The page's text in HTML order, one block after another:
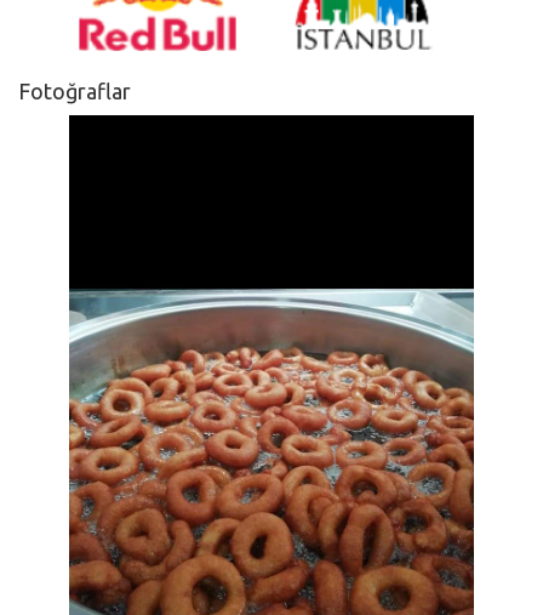
Fotoğraflar